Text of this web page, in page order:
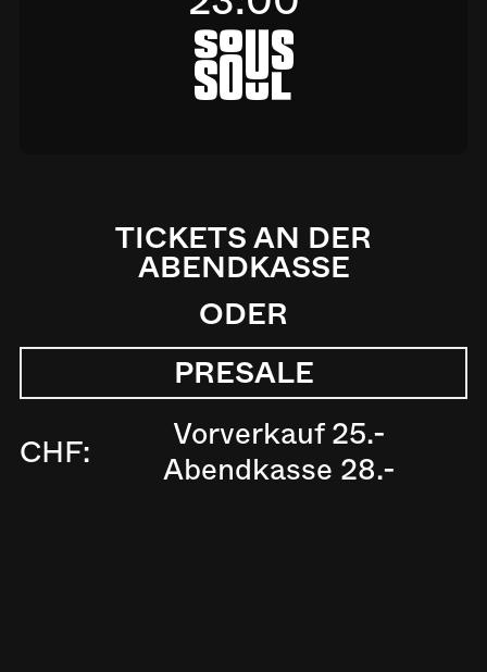
a
TICKETS AN DER
ABENDKASSE
ODER
PRESALE
CHF:
Vorverkauf 25.-
Abendkasse 28.-